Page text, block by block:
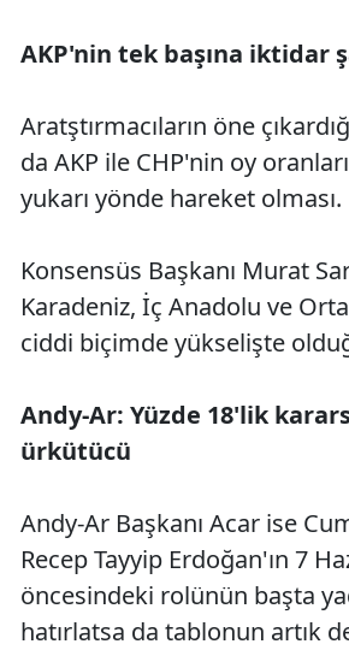
AKP'nin tek başına iktidar
Aratştırmacıların öne
da AKP ile CHP'nin oy
yukarı yönde hareket olması.
Konsensüs Başkanı Murat
Karadeniz, İç Anadolu ve
ciddi biçimde yükselişte
Andy-Ar: Yüzde 18'lik
ürkütücü
Andy-Ar Başkanı Acar ise
Recep Tayyip Erdoğan'ın 7
öncesindeki rolünün başta
hatırlatsa da tablonun artık